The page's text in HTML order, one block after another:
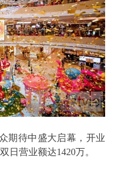
期待中盛大启幕，开业
日营业额达1420万。